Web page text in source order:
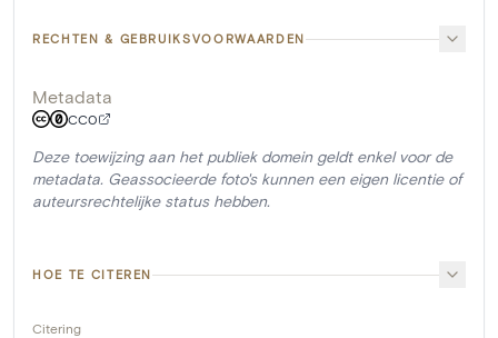
RECHTEN & GEBRUIKSVOORWAARDEN
Metadata
CC0
Deze toewijzing aan het publiek domein geldt enkel voor de
metadata. Geassocieerde foto's kunnen een eigen licentie of
auteursrechtelijke status hebben.
HOE TE CITEREN
Citering